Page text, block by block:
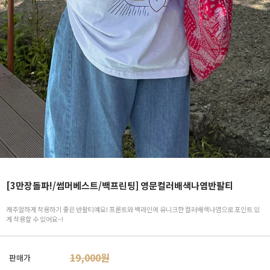
[3만장돌파!/썸머베스트/백프린팅] 영문컬러배색나염반팔티
캐주얼하게 착용하기 좋은 반팔티예요! 프론트와 백라인에 유니크한 컬러배색나염으로 포인트 있
게 착용할 수 있어요~!
판매가 19,000원